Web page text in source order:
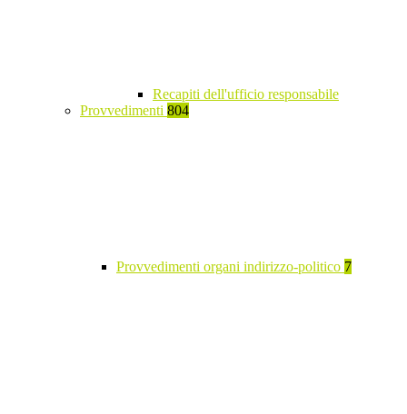
Recapiti dell'ufficio responsabile
Provvedimenti 804
Provvedimenti organi indirizzo-politico 7